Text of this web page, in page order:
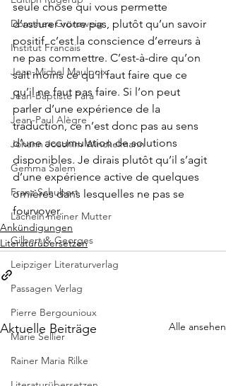
Dorothea Grünzweig
Institut Francais
Jean-Michel Maulpoix
Jean-Baptiste Para
Jean-Paul Alègre
Johann Joachim Winckelmann
Gemma Salem
Franz Schubert
Lächeln meiner Mutter
Gilbert & Georges
Leipziger Literaturverlag
Passagen Verlag
Pierre Bergounioux
Marie Sellier
Rainer Maria Rilke
seule chose qui vous permette
d’assurer votre pas, plutôt qu’un savoir
positif, c’est la conscience d’erreurs à
ne pas commettre. C’est-à-dire qu’on
sait moins ce qu’il faut faire que ce
qu’il ne faut pas faire. Si l’on peut
parler d’une expérience de la
traduction, ce n’est donc pas au sens
d’une accumulation de solutions
disponibles. Je dirais plutôt qu’il s’agit
d’une expérience active de quelques
ornières dans lesquelles ne pas se
fourvoyer.
Ankündigungen
Literaturübersetzen
Aktuelle Beiträge Alle ansehen